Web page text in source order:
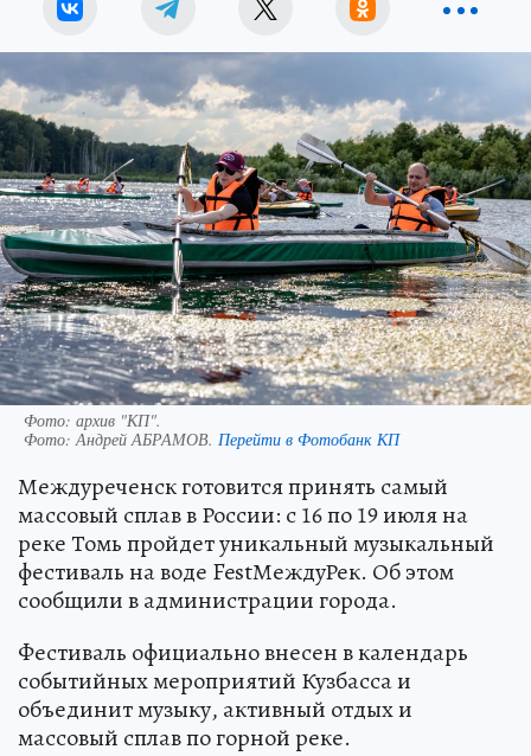
Фото: архив "КП".
Фото:Андрей АБРАМОВ. Перейти в Фотобанк КП
Междуреченск готовится принять самый
массовый сплав в России: с 16 по 19 июля на
реке Томь пройдет уникальный музыкальный
фестиваль на воде FestМеждуРек. Об этом
сообщили в администрации города.
Фестиваль официально внесен в календарь
событийных мероприятий Кузбасса и
объединит музыку, активный отдых и
массовый сплав по горной реке.